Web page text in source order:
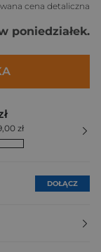
cena detaliczna
poniedziałek.
zł
DOŁĄCZ